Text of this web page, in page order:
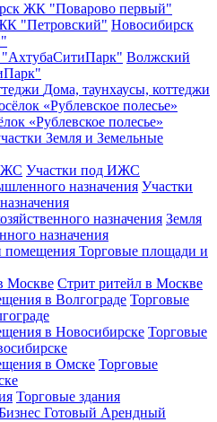
ЖК "Поварово первый"
Новосибирск
Волжский
Дома, таунхаусы, коттеджи
«Рублевское полесье»
Земля и Земельные
Участки под ИЖС
Участки
Земля
назначения
Торговые площади и
Стрит ритейл в Москве
Торговые
Торговые
Торговые
Торговые здания
Готовый Арендный